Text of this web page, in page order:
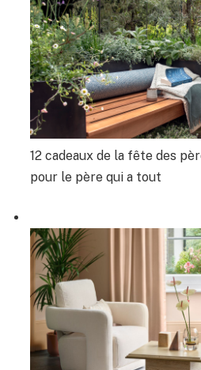
12 cadeaux de la fête des
pour le père qui a tout